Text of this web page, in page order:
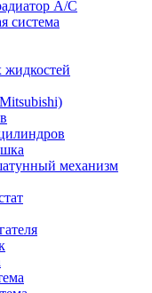
А/C
система
механизм